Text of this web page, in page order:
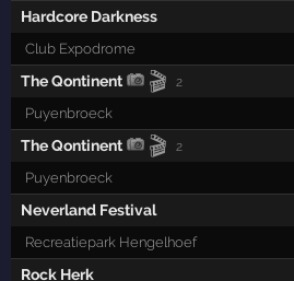
Hardcore Darkness
Club Expodrome
The Qontinent 🎬 2
Puyenbroeck
The Qontinent 🎬 2
Puyenbroeck
Neverland Festival
Recreatiepark Hengelhoef
Rock Herk